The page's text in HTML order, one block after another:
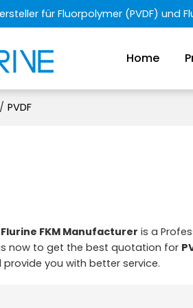
für Fluorpolymer (PVDF) und
Home
/ PVDF
Flurine FKM Manufacturer is a
now to get the best quotation for
provide you with better service.